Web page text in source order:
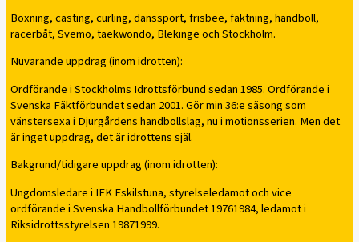
Boxning, casting, curling, danssport, frisbee, fäktning, handboll,
racerbåt, Svemo, taekwondo, Blekinge och Stockholm.
Nuvarande uppdrag (inom idrotten):
Ordförande i Stockholms Idrottsförbund sedan 1985. Ordförande i
Svenska Fäktförbundet sedan 2001. Gör min 36:e säsong som
vänstersexa i Djurgårdens handbollslag, nu i motionsserien. Men det
är inget uppdrag, det är idrottens själ.
Bakgrund/tidigare uppdrag (inom idrotten):
Ungdomsledare i IFK Eskilstuna, styrelseledamot och vice
ordförande i Svenska Handbollförbundet 19761984, ledamot i
Riksidrottsstyrelsen 19871999.